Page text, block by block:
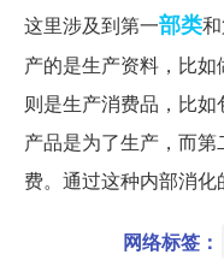
这里涉及到第一部类
产的是生产资料，比
则是生产消费品，比
产品是为了生产，而
费。通过这种内部消化
网络标签：